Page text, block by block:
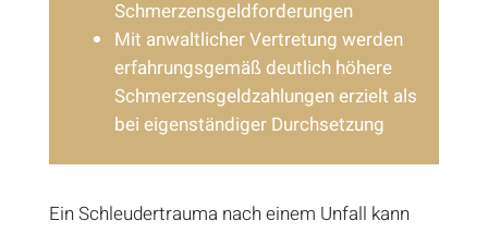
Schmerzensgeldforderungen
Mit anwaltlicher Vertretung werden
erfahrungsgemäß deutlich höhere
Schmerzensgeldzahlungen erzielt als
bei eigenständiger Durchsetzung
Ein Schleudertrauma nach einem Unfall kann